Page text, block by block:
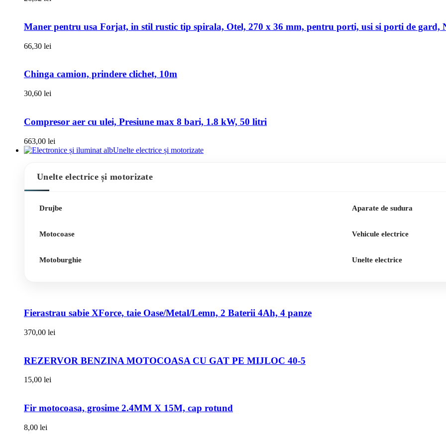
Maner pentru usa Forjat, in stil rustic tip spirala, Otel, 270 x 36 mm, pentru porti, usi si porti de gard,
66,30 lei
Chinga camion, prindere clichet, 10m
30,60 lei
Compresor aer cu ulei, Presiune max 8 bari, 1.8 kW, 50 litri
663,00 lei
Unelte electrice și motorizate
Unelte electrice și motorizate
Drujbe
Motocoase
Motoburghie
Aparate de sudura
Vehicule electrice
Unelte electrice
Fierastrau sabie XForce, taie Oase/Metal/Lemn, 2 Baterii 4Ah, 4 panze
370,00 lei
REZERVOR BENZINA MOTOCOASA CU GAT PE MIJLOC 40-5
15,00 lei
Fir motocoasa, grosime 2.4MM X 15M, cap rotund
8,00 lei